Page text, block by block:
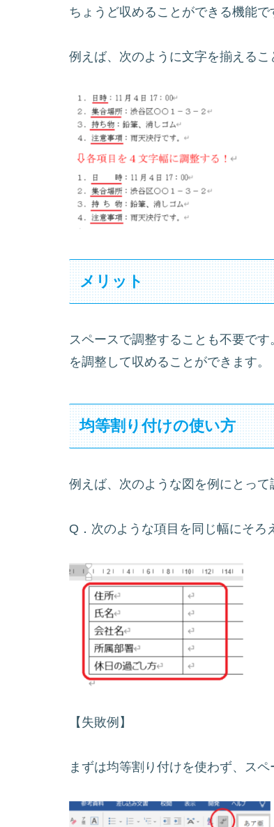
ちょうど収めることができる機能で
例えば、次のように文字を揃えるこ
メリット
スペースで調整することも不要で
を調整して収めることができます。
均等割り付けの使い方
例えば、次のような図を例にとって
Q．次のような項目を同じ幅にそろ
【失敗例】
まずは均等割り付けを使わず、ス